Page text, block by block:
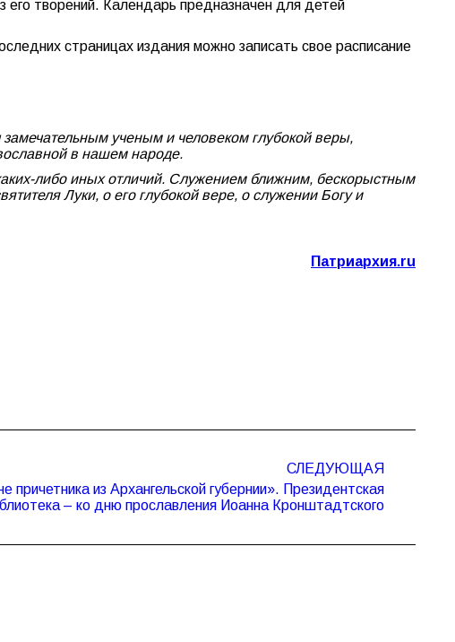
творений. Календарь предназначен для детей
страницах издания можно записать свое расписание
ученым и человеком глубокой веры,
в нашем народе.
либо иных отличий. Служением ближним, бескорыстным
Луки, о его глубокой вере, о служении Богу и
Патриархия.ru
СЛЕДУЮЩАЯ
причетника из Архангельской губернии». Президентская
– ко дню прославления Иоанна Кронштадтского